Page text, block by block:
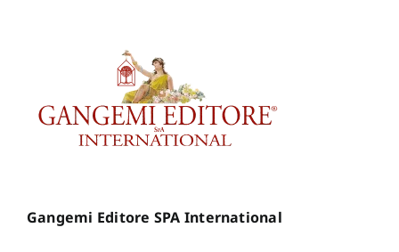
Gangemi Editore SPA International